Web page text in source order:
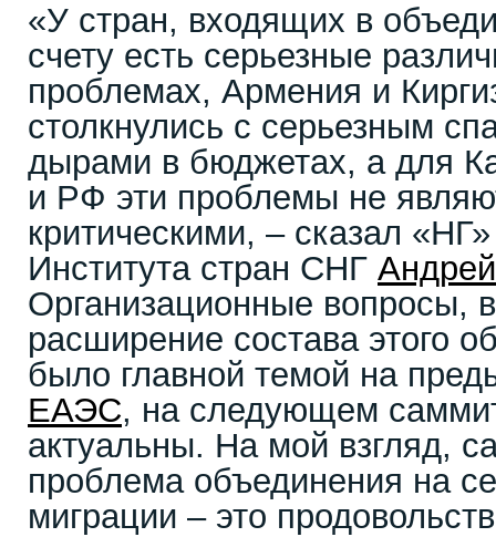
«У стран, входящих в
счету есть серьезные
проблемах, Армения и
столкнулись с серьезным
дырами в бюджетах, а для
и РФ эти проблемы не
критическими, – сказал
Института стран СНГ
Организационные вопросы,
расширение состава этого
было главной темой на
ЕАЭС, на следующем
актуальны. На мой взгляд,
проблема объединения на
миграции – это